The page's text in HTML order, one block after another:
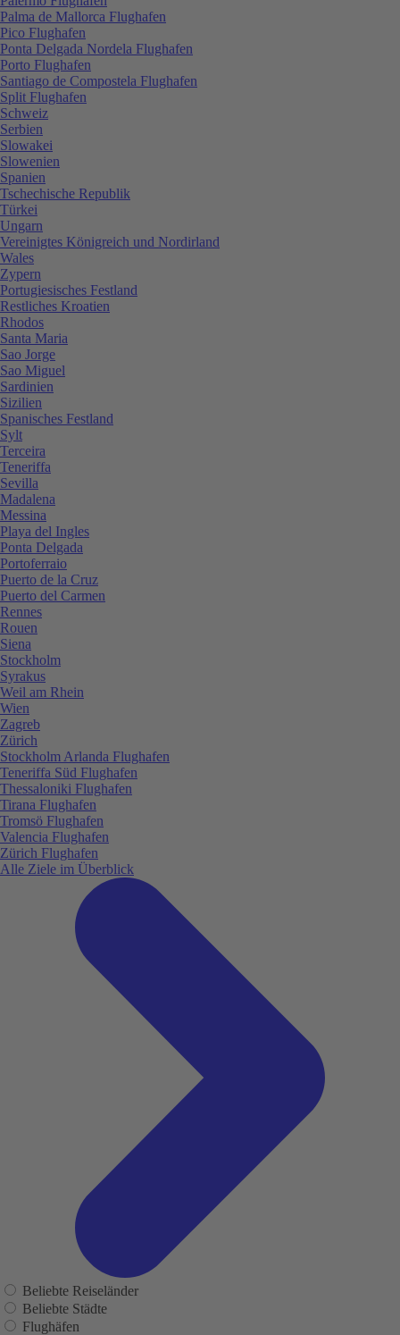
Palma de Mallorca Flughafen
Pico Flughafen
Ponta Delgada Nordela Flughafen
Porto Flughafen
Santiago de Compostela Flughafen
Split Flughafen
Schweiz
Serbien
Slowakei
Slowenien
Spanien
Tschechische Republik
Türkei
Ungarn
Vereinigtes Königreich und Nordirland
Wales
Zypern
Portugiesisches Festland
Restliches Kroatien
Rhodos
Santa Maria
Sao Jorge
Sao Miguel
Sardinien
Sizilien
Spanisches Festland
Sylt
Terceira
Teneriffa
Sevilla
Madalena
Messina
Playa del Ingles
Ponta Delgada
Portoferraio
Puerto de la Cruz
Puerto del Carmen
Rennes
Rouen
Siena
Stockholm
Syrakus
Weil am Rhein
Wien
Zagreb
Zürich
Stockholm Arlanda Flughafen
Teneriffa Süd Flughafen
Thessaloniki Flughafen
Tirana Flughafen
Tromsö Flughafen
Valencia Flughafen
Zürich Flughafen
Alle Ziele im Überblick
Beliebte Reiseländer
Beliebte Städte
Flughäfen